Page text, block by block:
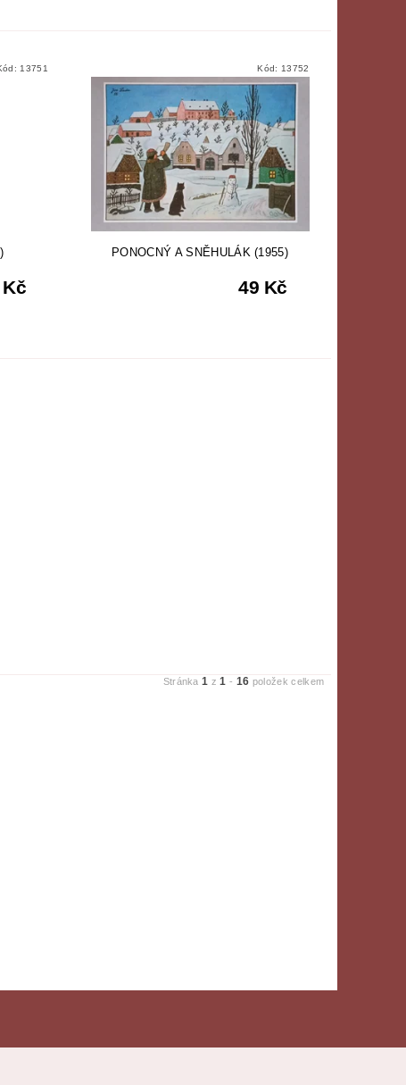
13751 Kód: 13752
PONOCNÝ A SNĚHULÁK (1955)
49 Kč
Stránka1 z1 - 16 položek celkem